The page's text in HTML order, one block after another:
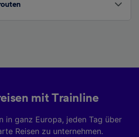
mit Trainline
in ganz Europa, jeden Tag über
Reisen zu unternehmen.